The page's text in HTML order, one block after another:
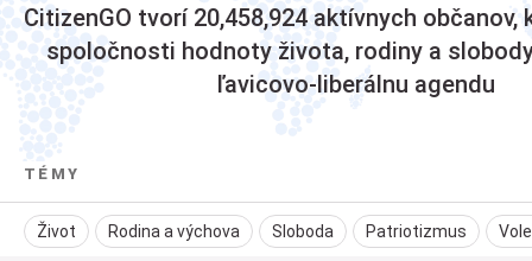
CitizenGO tvorí 20,458,924 aktívnych občanov,
spoločnosti hodnoty života, rodiny a
ľavicovo-liberálnu agendu
TÉMY
Život Rodina a výchova Sloboda Patriotizmus